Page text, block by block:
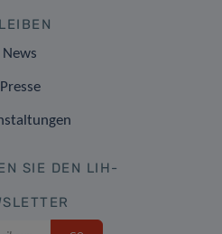
News
Presse
SIE DEN LIH-